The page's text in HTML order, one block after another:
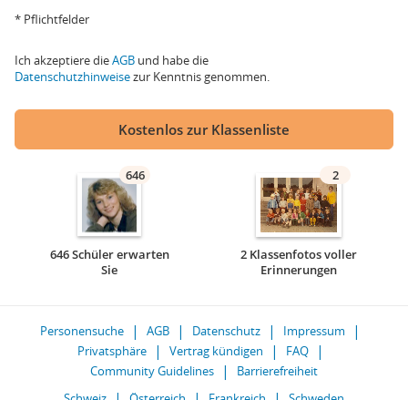
* Pflichtfelder
Ich akzeptiere dieAGB und habe die
Datenschutzhinweisezur Kenntnis genommen.
Kostenlos zur Klassenliste
646
646 Schüler erwarten
Sie
2
2 Klassenfotos voller
Erinnerungen
Personensuche AGB Datenschutz
Impressum
Privatsphäre
Vertrag kündigen
FAQ
Community Guidelines
Barrierefreiheit